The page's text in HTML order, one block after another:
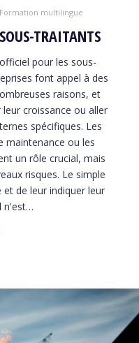
Formation multilingue
TRAITANTS
pour les sous-
font appel à des
raisons, et
croissance ou aller
spécifiques. Les
maintenance ou les
un rôle crucial, mais
risques. Le simple
de leur indiquer leur
n'est…